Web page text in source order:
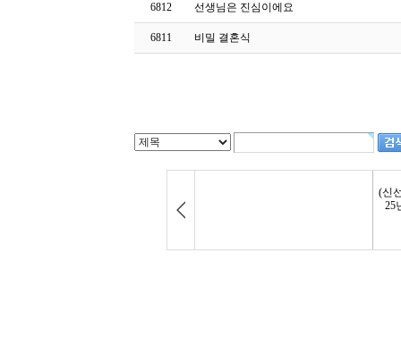
6812 선생님은 진심이에요
6811 비밀 결혼식